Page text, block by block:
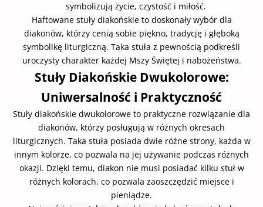
symbolizują życie, czystość i miłość.
Haftowane stuły diakońskie to doskonały wybór dla
diakonów, którzy cenią sobie piękno, tradycję i głęboką
symbolikę liturgiczną. Taka stuła z pewnością podkreśli
uroczysty charakter każdej Mszy Świętej i nabożeństwa.
Stuły Diakońskie Dwukolorowe:
Uniwersalność i Praktyczność
Stuły diakońskie dwukolorowe to praktyczne rozwiązanie dla
diakonów, którzy posługują w różnych okresach
liturgicznych. Taka stuła posiada dwie różne strony, każda w
innym kolorze, co pozwala na jej używanie podczas różnych
okazji. Dzięki temu, diakon nie musi posiadać kilku stuł w
różnych kolorach, co pozwala zaoszczędzić miejsce i
pieniądze.